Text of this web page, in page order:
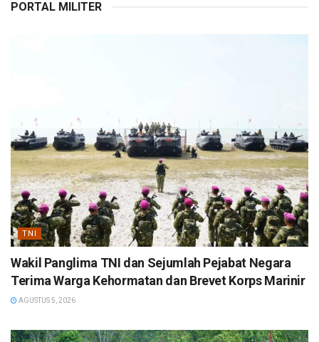
PORTAL MILITER
TNI
Wakil Panglima TNI dan Sejumlah Pejabat Negara
Terima Warga Kehormatan dan Brevet Korps Marinir
AGUSTUS 5, 2026